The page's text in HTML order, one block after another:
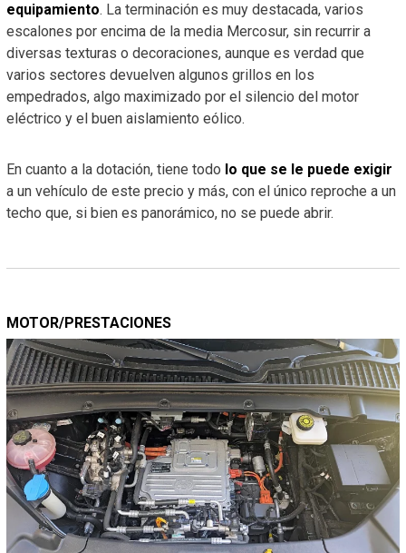
equipamiento. La terminación es muy destacada, varios
escalones por encima de la media Mercosur, sin recurrir a
diversas texturas o decoraciones, aunque es verdad que
varios sectores devuelven algunos grillos en los
empedrados, algo maximizado por el silencio del motor
eléctrico y el buen aislamiento eólico.
En cuanto a la dotación, tiene todo lo que se le puede exigir
a un vehículo de este precio y más, con el único reproche a un
techo que, si bien es panorámico, no se puede abrir.
MOTOR/PRESTACIONES